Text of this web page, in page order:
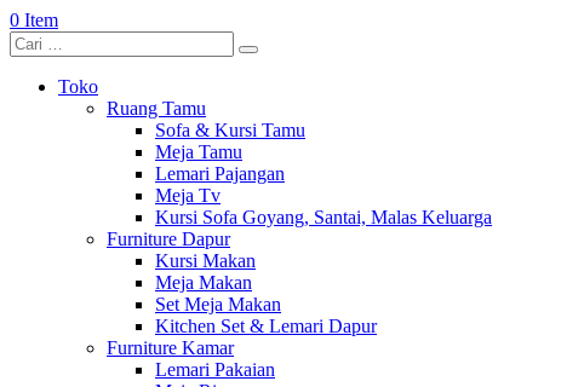
0 Item
Toko
Ruang Tamu
Sofa & Kursi Tamu
Meja Tamu
Lemari Pajangan
Meja Tv
Kursi Sofa Goyang, Santai, Malas Keluarga
Furniture Dapur
Kursi Makan
Meja Makan
Set Meja Makan
Kitchen Set & Lemari Dapur
Furniture Kamar
Lemari Pakaian